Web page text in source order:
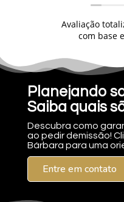
Avaliação
com base
Planejando
Saiba quais
Descubra como
ao pedir demissão!
Bárbara para uma
Entre em contato